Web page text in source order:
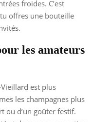
froides. C’est
offres une bouteille
les amateurs
est plus
les champagnes plus
ou d’un goûter festif.